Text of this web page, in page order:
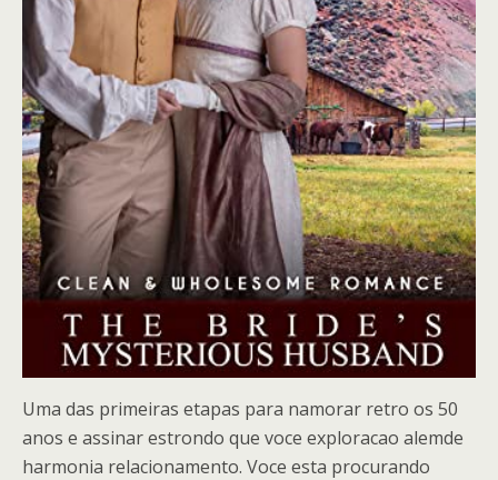
Uma das primeiras etapas para namorar retro os 50
anos e assinar estrondo que voce exploracao alemde
harmonia relacionamento. Voce esta procurando